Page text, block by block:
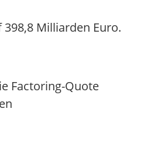
Milliarden Euro.
Factoring-Quote